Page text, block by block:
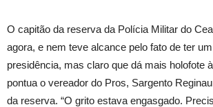
O capitão da reserva da Polícia Militar do
agora, e nem teve alcance pelo fato de ter
presidência, mas claro que dá mais holofote
pontua o vereador do Pros, Sargento
da reserva. “O grito estava engasgado.